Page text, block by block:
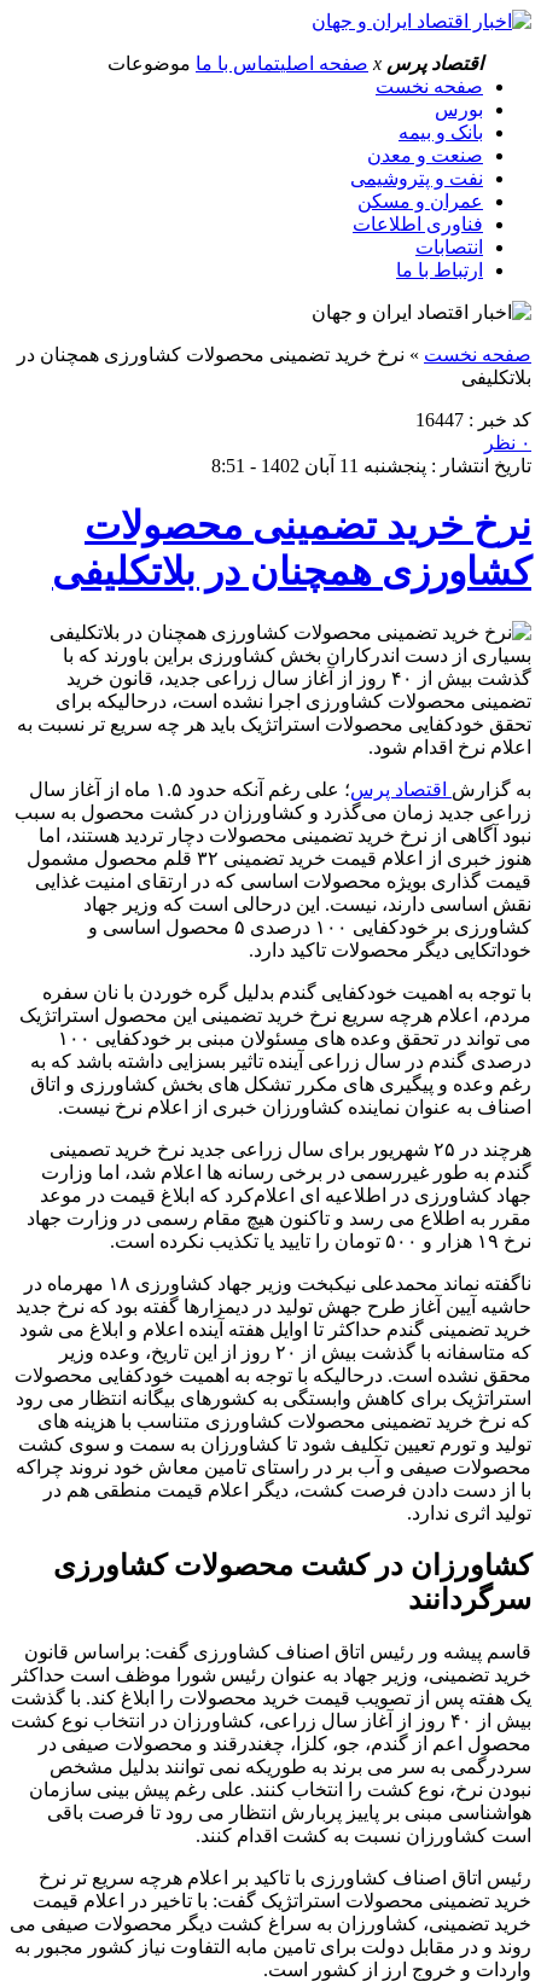
اقتصاد پرس x صفحه اصلیتماس با ما موضوعات
صفحه نخست
بورس
بانک و بیمه
صنعت و معدن
نفت و پتروشیمی
عمران و مسکن
فناوری اطلاعات
انتصابات
ارتباط با ما
صفحه نخست » نرخ خرید تضمینی محصولات کشاورزی همچنان در
بلاتکلیفی
کد خبر : 16447
۰ نظر
تاریخ انتشار : پنجشنبه 11 آبان 1402 - 8:51
نرخ خرید تضمینی محصولات
کشاورزی همچنان در بلاتکلیفی
بسیاری از دست اندرکاران بخش کشاورزی براین باورند که با
گذشت بیش از ۴۰ روز از آغاز سال زراعی جدید، قانون خرید
تضمینی محصولات کشاورزی اجرا نشده است، درحالیکه برای
تحقق خودکفایی محصولات استراتژیک باید هر چه سریع تر نسبت به
اعلام نرخ اقدام شود.
به گزارش اقتصاد پرس
؛ علی رغم آنکه حدود ۱.۵ ماه از آغاز سال
زراعی جدید زمان می‌گذرد و کشاورزان در کشت محصول به سبب
نبود آگاهی از نرخ خرید تضمینی محصولات دچار تردید هستند، اما
هنوز خبری از اعلام قیمت خرید تضمینی ۳۲ قلم محصول مشمول
قیمت گذاری بویژه محصولات اساسی که در ارتقای امنیت غذایی
نقش اساسی دارند، نیست. این درحالی است که وزیر جهاد
کشاورزی بر خودکفایی ۱۰۰ درصدی ۵ محصول اساسی و
خوداتکایی دیگر محصولات تاکید دارد.
با توجه به اهمیت خودکفایی گندم بدلیل گره خوردن با نان سفره
مردم، اعلام هرچه سریع نرخ خرید تضمینی این محصول استراتژیک
می تواند در تحقق وعده های مسئولان مبنی بر خودکفایی ۱۰۰
درصدی گندم در سال زراعی آینده تاثیر بسزایی داشته باشد که به
رغم وعده و پیگیری های مکرر تشکل های بخش کشاورزی و اتاق
اصناف به عنوان نماینده کشاورزان خبری از اعلام نرخ نیست.
هرچند در ۲۵ شهریور برای سال زراعی جدید نرخ خرید تصمینی
گندم به طور غیررسمی در برخی رسانه ها اعلام شد، اما وزارت
جهاد کشاورزی در اطلاعیه ای اعلام‌کرد که ابلاغ قیمت در موعد
مقرر به اطلاع می رسد و تاکنون هیچ مقام رسمی در وزارت جهاد
نرخ ۱۹ هزار و ۵۰۰ تومان را تایید یا تکذیب نکرده است.
ناگفته نماند محمدعلی نیکبخت وزیر جهاد کشاورزی ۱۸ مهرماه در
حاشیه آیین آغاز طرح جهش تولید در دیمزارها گفته بود که نرخ جدید
خرید تضمینی گندم حداکثر تا اوایل هفته آینده اعلام و ابلاغ می شود
که متاسفانه با گذشت بیش از ۲۰ روز از این تاریخ، وعده وزیر
محقق نشده است. درحالیکه با توجه به اهمیت خودکفایی محصولات
استراتژیک برای کاهش وابستگی به کشورهای بیگانه انتظار می رود
که نرخ خرید تضمینی محصولات کشاورزی متناسب با هزینه های
تولید و تورم تعیین تکلیف شود تا کشاورزان به سمت و سوی کشت
محصولات صیفی و آب بر در راستای تامین معاش خود نروند چراکه
با از دست دادن فرصت کشت، دیگر اعلام قیمت منطقی هم در
تولید اثری ندارد.
کشاورزان در کشت محصولات کشاورزی
سرگردانند
قاسم پیشه ور رئیس اتاق اصناف کشاورزی گفت: براساس قانون
خرید تضمینی، وزیر جهاد به عنوان رئیس شورا موظف است حداکثر
یک هفته پس از تصویب قیمت خرید محصولات را ابلاغ کند. با گذشت
بیش از ۴۰ روز از آغاز سال زراعی، کشاورزان در انتخاب نوع کشت
محصول اعم از گندم، جو، کلزا، چغندرقند و محصولات صیفی در
سردرگمی به سر می برند به طوریکه نمی توانند بدلیل مشخص
نبودن نرخ، نوع کشت را انتخاب کنند. علی رغم پیش بینی سازمان
هواشناسی مبنی بر پاییز پربارش انتظار می رود تا فرصت باقی
است کشاورزان نسبت به کشت اقدام کنند.
رئیس اتاق اصناف کشاورزی با تاکید بر اعلام هرچه سریع تر نرخ
خرید تضمینی محصولات استراتژیک گفت: با تاخیر در اعلام قیمت
خرید تضمینی، کشاورزان به سراغ کشت دیگر محصولات صیفی می
روند و در مقابل دولت برای تامین مابه التفاوت نیاز کشور مجبور به
واردات و خروج ارز از کشور است.